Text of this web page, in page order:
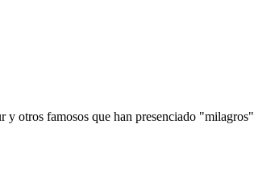
y otros famosos que han presenciado "milagros"